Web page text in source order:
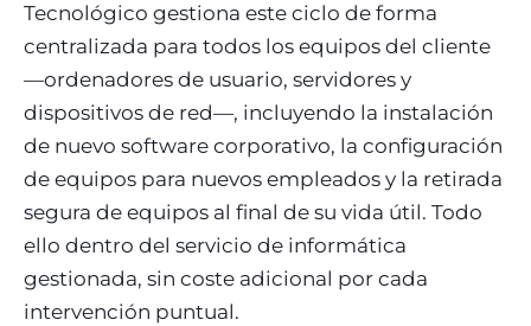
Tecnológico gestiona este ciclo de forma
centralizada para todos los equipos del cliente
—ordenadores de usuario, servidores y
dispositivos de red—, incluyendo la instalación
de nuevo software corporativo, la configuración
de equipos para nuevos empleados y la retirada
segura de equipos al final de su vida útil. Todo
ello dentro del servicio de informática
gestionada, sin coste adicional por cada
intervención puntual.